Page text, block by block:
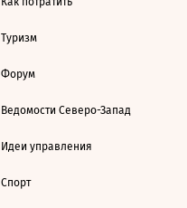
Туризм
Форум
Ведомости Северо-Запад
Идеи управления
Спорт